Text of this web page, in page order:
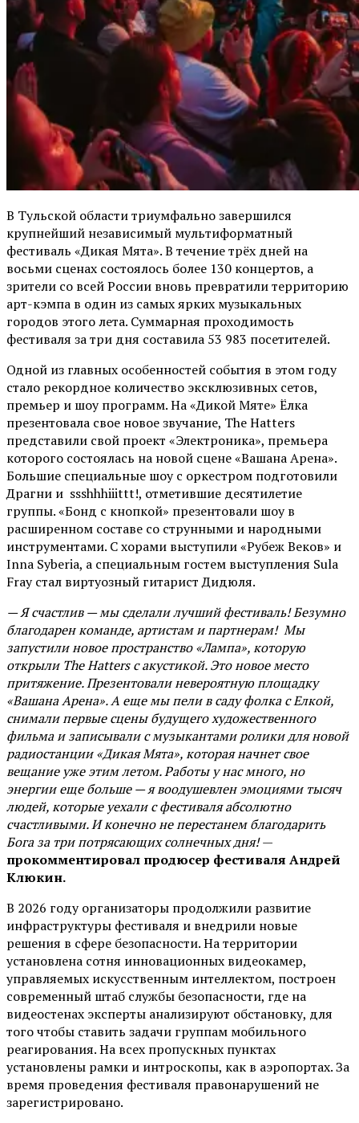
В Тульской области триумфально завершился
крупнейший независимый мультиформатный
фестиваль «Дикая Мята». В течение трёх дней на
восьми сценах состоялось более 130 концертов, а
зрители со всей России вновь превратили территорию
арт-кэмпа в один из самых ярких музыкальных
городов этого лета. Суммарная проходимость
фестиваля за три дня составила 53 983 посетителей.
Одной из главных особенностей события в этом году
стало рекордное количество эксклюзивных сетов,
премьер и шоу программ. На «Дикой Мяте» Ёлка
презентовала свое новое звучание, The Hatters
представили свой проект «Электроника», премьера
которого состоялась на новой сцене «Вашана Арена».
Большие специальные шоу с оркестром подготовили
Драгни и ssshhhiiittt!, отметившие десятилетие
группы. «Бонд с кнопкой» презентовали шоу в
расширенном составе со струнными и народными
инструментами. С хорами выступили «Рубеж Веков» и
Inna Syberia, а специальным гостем выступления Sula
Fray стал виртуозный гитарист Дидюля.
— Я счастлив — мы сделали лучший фестиваль! Безумно
благодарен команде, артистам и партнерам! Мы
запустили новое пространство «Лампа», которую
открыли The Hatters с акустикой. Это новое место
притяжение. Презентовали невероятную площадку
«Вашана Арена». А еще мы пели в саду фолка с Елкой,
снимали первые сцены будущего художественного
фильма и записывали с музыкантами ролики для новой
радиостанции «Дикая Мята», которая начнет свое
вещание уже этим летом. Работы у нас много, но
энергии еще больше — я воодушевлен эмоциями тысяч
людей, которые уехали с фестиваля абсолютно
счастливыми. И конечно не перестанем благодарить
Бога за три потрясающих солнечных дня!—
прокомментировал продюсер фестиваля Андрей
Клюкин.
В 2026 году организаторы продолжили развитие
инфраструктуры фестиваля и внедрили новые
решения в сфере безопасности. На территории
установлена сотня инновационных видеокамер,
управляемых искусственным интеллектом, построен
современный штаб службы безопасности, где на
видеостенах эксперты анализируют обстановку, для
того чтобы ставить задачи группам мобильного
реагирования. На всех пропускных пунктах
установлены рамки и интроскопы, как в аэропортах. За
время проведения фестиваля правонарушений не
зарегистрировано.